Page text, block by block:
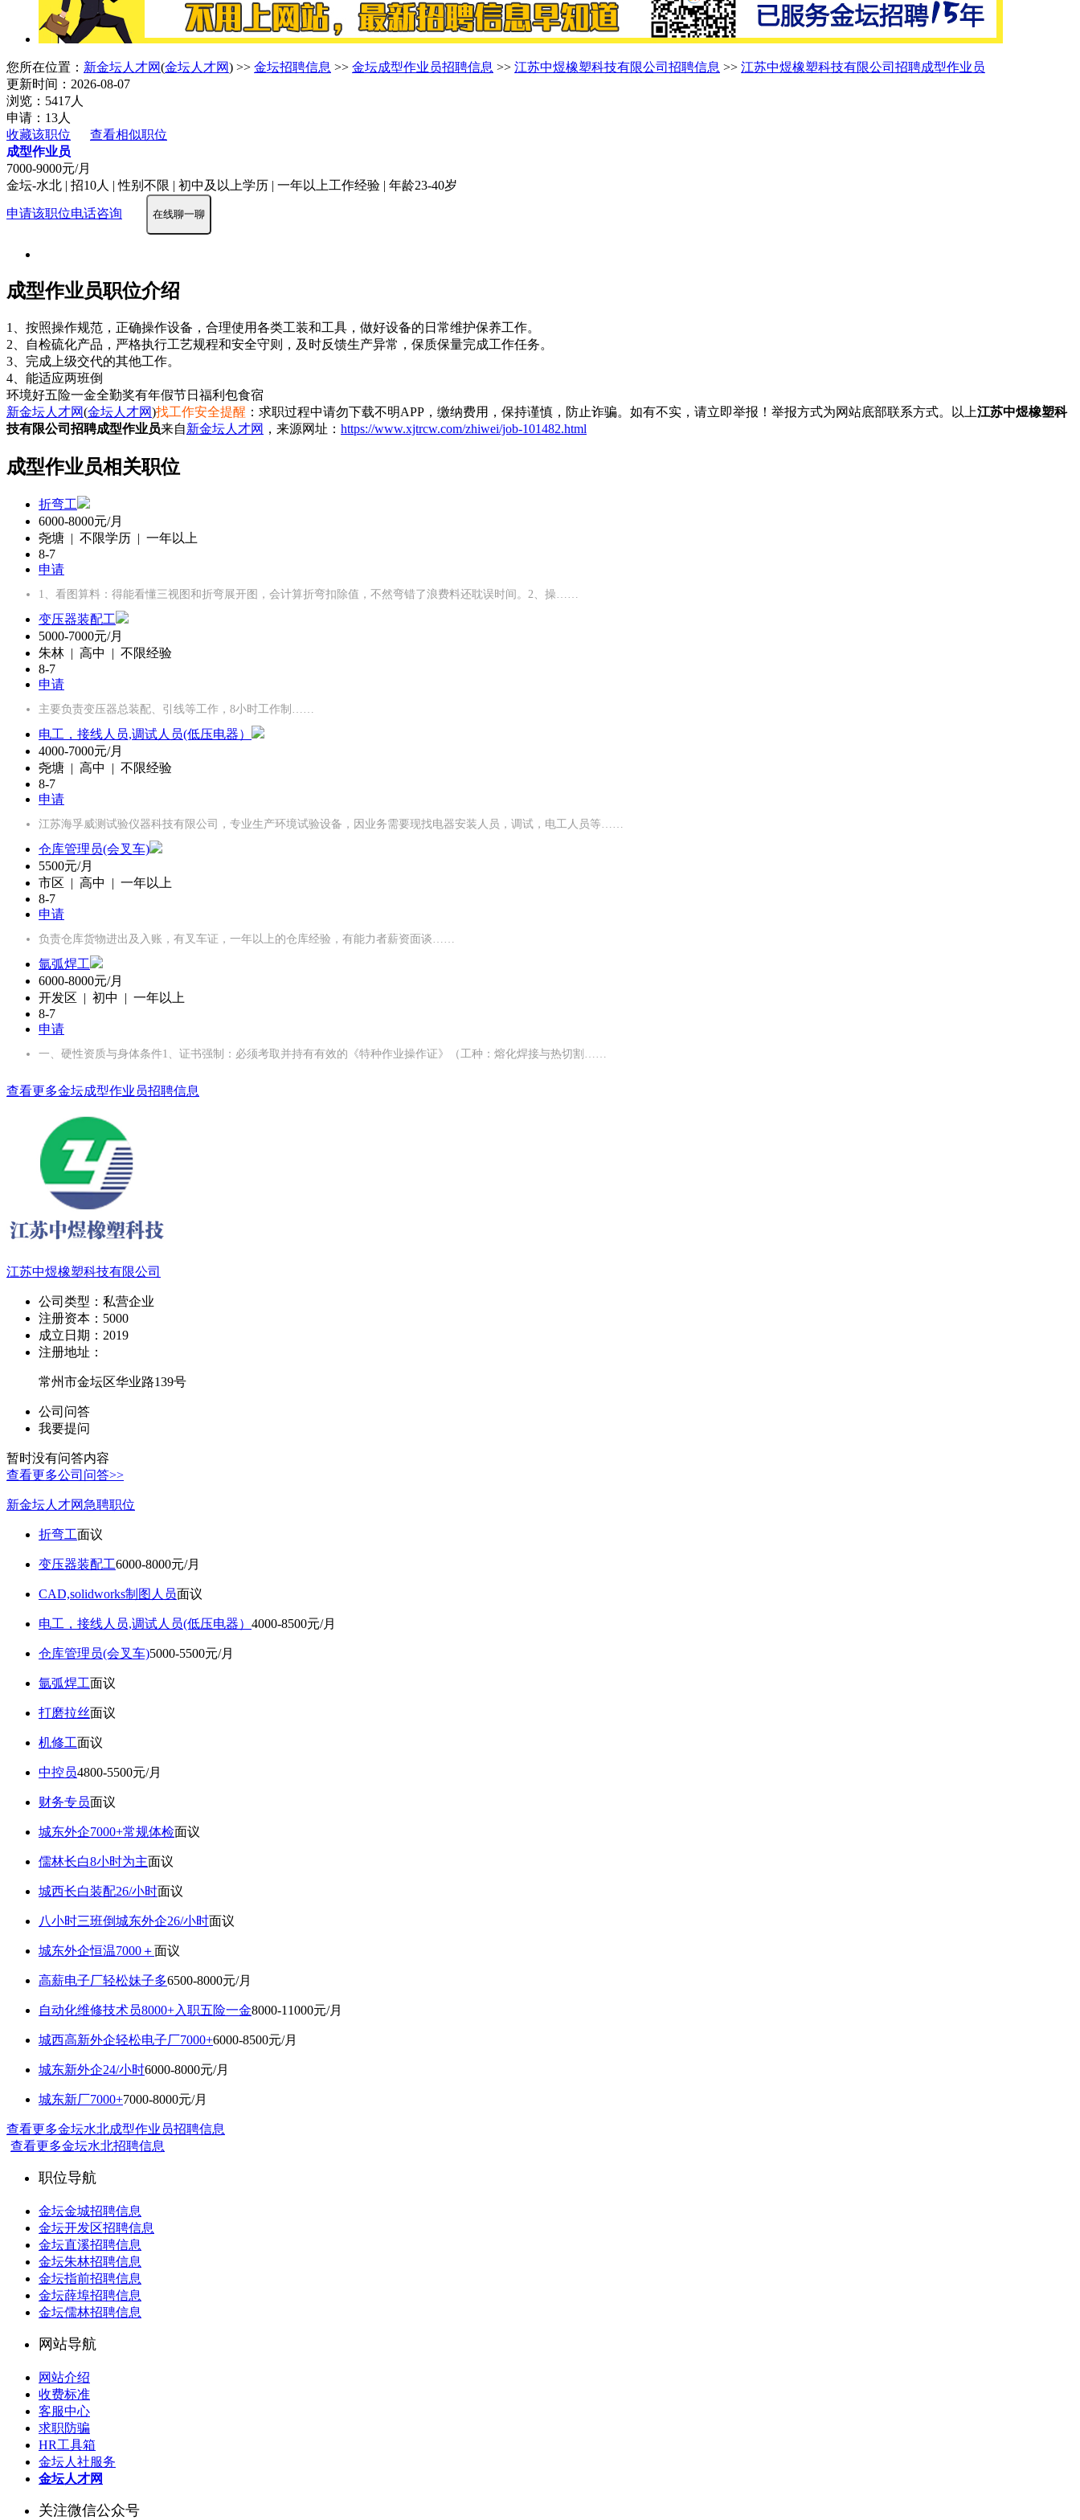
您所在位置： 新金坛人才网(金坛人才网) >> 金坛招聘信息 >> 金坛成型作业员招聘信息 >> 江苏中煜橡塑科技有限公司招聘信息 >> 江苏中煜橡塑科技有限公司招聘成型作业员
更新时间：2026-08-07
浏览：5417人
申请：13人
收藏该职位
查看相似职位
成型作业员
7000-9000元/月
金坛-水北 | 招10人 | 性别不限 | 初中及以上学历 | 一年以上工作经验 | 年龄23-40岁
申请该职位电话咨询 在线聊一聊
成型作业员职位介绍
1、按照操作规范，正确操作设备，合理使用各类工装和工具，做好设备的日常维护保养工作。
2、自检硫化产品，严格执行工艺规程和安全守则，及时反馈生产异常，保质保量完成工作任务。
3、完成上级交代的其他工作。
4、能适应两班倒
环境好五险一金全勤奖有年假节日福利 包食宿
新金坛人才网(金坛人才网)找工作安全提醒 ：求职过程中请勿下载不明APP，缴纳费用，保持谨慎，防止诈骗。如有不实，请立即举报！举报方式为网站底部联系方式。以上江苏中煜橡塑科
技有限公司招聘成型作业员来自新金坛人才网 ，来源网址： https://www.xjtrcw.com/zhiwei/job-101482.html
成型作业员相关职位
折弯工
6000-8000元/月
尧塘 | 不限学历 | 一年以上
8-7
申请
1、‌看图算料‌：得能看懂三视图和折弯展开图，会计算折弯扣除值，不然弯错了浪费料还耽误时间。2、‌操……
变压器装配工
5000-7000元/月
朱林 | 高中 | 不限经验
8-7
申请
主要负责变压器总装配、引线等工作，8小时工作制……
电工，接线人员,调试人员(低压电器）
4000-7000元/月
尧塘 | 高中 | 不限经验
8-7
申请
江苏海孚威测试验仪器科技有限公司，专业生产环境试验设备，因业务需要现找电器安装人员，调试，电工人员等……
仓库管理员(会叉车)
5500元/月
市区 | 高中 | 一年以上
8-7
申请
负责仓库货物进出及入账，有叉车证，一年以上的仓库经验，有能力者薪资面谈……
氩弧焊工
6000-8000元/月
开发区 | 初中 | 一年以上
8-7
申请
一、硬性资质与身体条件1、证书强制‌：必须考取并持有有效的《特种作业操作证》（工种：熔化焊接与热切割……
查看更多金坛成型作业员招聘信息
江苏中煜橡塑科技有限公司
公司类型： 私营企业
注册资本： 5000
成立日期： 2019
注册地址：
常州市金坛区华业路139号
公司问答
我要提问
暂时没有问答内容
查看更多公司问答>>
新金坛人才网急聘职位
折弯工面议
变压器装配工6000-8000元/月
CAD,solidworks制图人员面议
电工，接线人员,调试人员(低压电器） 4000-8500元/月
仓库管理员(会叉车)5000-5500元/月
氩弧焊工面议
打磨拉丝面议
机修工面议
中控员4800-5500元/月
财务专员面议
城东外企7000+常规体检面议
儒林长白8小时为主面议
城西长白装配26/小时面议
八小时三班倒城东外企26/小时面议
城东外企恒温7000＋面议
高薪电子厂轻松妹子多6500-8000元/月
自动化维修技术员8000+入职五险一金8000-11000元/月
城西高新外企轻松电子厂7000+6000-8500元/月
城东新外企24/小时6000-8000元/月
城东新厂7000+7000-8000元/月
查看更多金坛水北成型作业员招聘信息
查看更多金坛水北招聘信息
职位导航
金坛金城招聘信息
金坛开发区招聘信息
金坛直溪招聘信息
金坛朱林招聘信息
金坛指前招聘信息
金坛薛埠招聘信息
金坛儒林招聘信息
网站导航
网站介绍
收费标准
客服中心
求职防骗
HR工具箱
金坛人社服务
金坛人才网
关注微信公众号